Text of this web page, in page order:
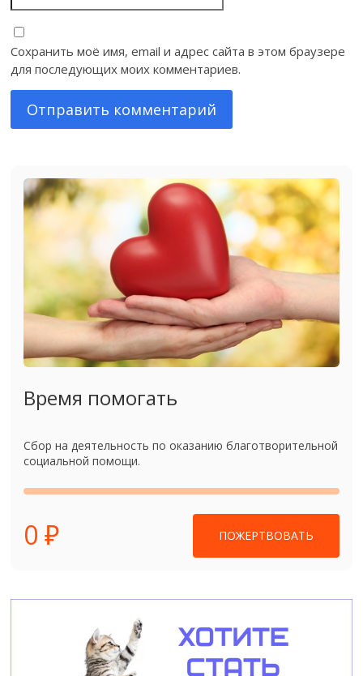
Сохранить моё имя, email и адрес сайта в этом браузере
для последующих моих комментариев.
Время помогать
Сбор на деятельность по оказанию благотворительной
социальной помощи.
0 ₽ ПОЖЕРТВОВАТЬ